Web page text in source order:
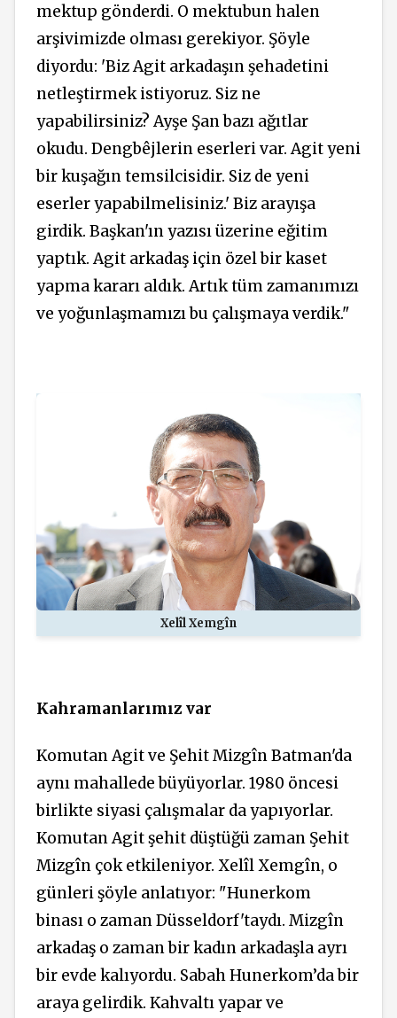
mektup gönderdi. O mektubun halen
arşivimizde olması gerekiyor. Şöyle
diyordu: 'Biz Agit arkadaşın şehadetini
netleştirmek istiyoruz. Siz ne
yapabilirsiniz? Ayşe Şan bazı ağıtlar
okudu. Dengbêjlerin eserleri var. Agit yeni
bir kuşağın temsilcisidir. Siz de yeni
eserler yapabilmelisiniz.' Biz arayışa
girdik. Başkan'ın yazısı üzerine eğitim
yaptık. Agit arkadaş için özel bir kaset
yapma kararı aldık. Artık tüm zamanımızı
ve yoğunlaşmamızı bu çalışmaya verdik."
Xelîl Xemgîn
Kahramanlarımız var
Komutan Agit ve Şehit Mizgîn Batman'da
aynı mahallede büyüyorlar. 1980 öncesi
birlikte siyasi çalışmalar da yapıyorlar.
Komutan Agit şehit düştüğü zaman Şehit
Mizgîn çok etkileniyor. Xelîl Xemgîn, o
günleri şöyle anlatıyor: "Hunerkom
binası o zaman Düsseldorf'taydı. Mizgîn
arkadaş o zaman bir kadın arkadaşla ayrı
bir evde kalıyordu. Sabah Hunerkom’da bir
araya gelirdik. Kahvaltı yapar ve